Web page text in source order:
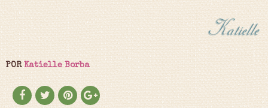
PORKatielle Borba